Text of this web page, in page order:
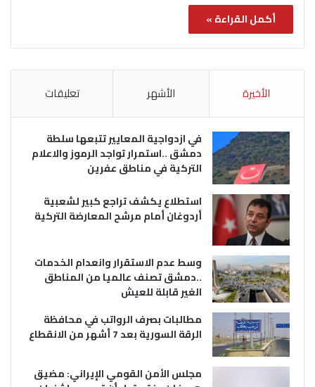
أكمل القراءة »
الأخيرة الأشهر تعليقات
في ازدواجية المعايير تتبعها سلطة
دمشق ..استمرار تواجد الرموز والاعلام
التركية في مناطق عفرين
استطلاع يكشف تراجع كبير لشعبية
أردوغان أمام مرشح المعارضة التركية
وسط عدم الاستقرار وانعدام الخدمات
..دمشق تصنف عالميا من المناطق
الغير قابلة للعيش
مطالبات بصرف الرواتب في محافظة
الرقة السورية بعد 7 أشهر من الانقطاع
مجلس الأمن القومي الإيراني: مضيق